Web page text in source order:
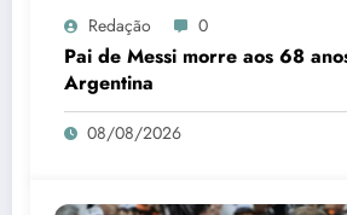
Redação 0
Pai de Messi morre aos 68
Argentina
08/08/2026